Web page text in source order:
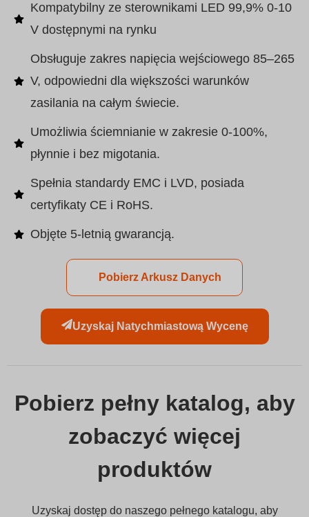
Kompatybilny ze sterownikami LED 99,9% 0-10
V dostępnymi na rynku
Obsługuje zakres napięcia wejściowego 85–265
V, odpowiedni dla większości warunków
zasilania na całym świecie.
Umożliwia ściemnianie w zakresie 0-100%,
płynnie i bez migotania.
Spełnia standardy EMC i LVD, posiada
certyfikaty CE i RoHS.
Objęte 5-letnią gwarancją.
Pobierz Arkusz Danych
Uzyskaj Natychmiastową Wycenę
Pobierz pełny katalog, aby
zobaczyć więcej
produktów
Uzyskaj dostęp do naszego pełnego katalogu, aby